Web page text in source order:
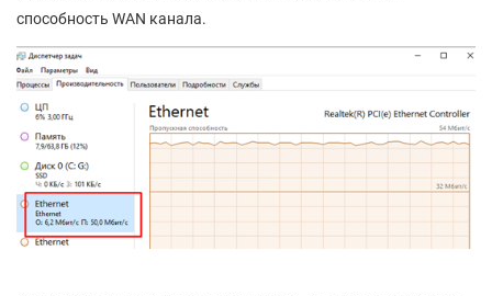
способность WAN канала.